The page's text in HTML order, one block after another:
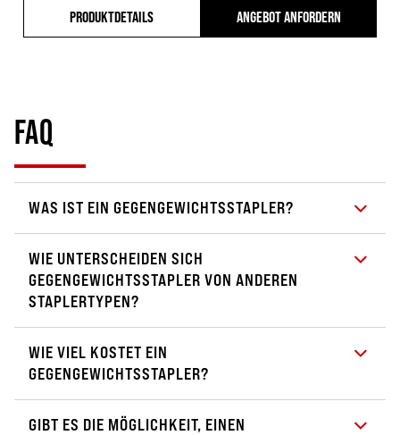
PRODUKTDETAILS ANGEBOT ANFORDERN
FAQ
WAS IST EIN GEGENGEWICHTSSTAPLER?
WIE UNTERSCHEIDEN SICH
GEGENGEWICHTSSTAPLER VON ANDEREN
STAPLERTYPEN?
WIE VIEL KOSTET EIN
GEGENGEWICHTSSTAPLER?
GIBT ES DIE MÖGLICHKEIT, EINEN